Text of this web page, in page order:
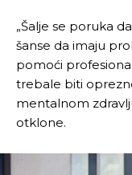
„Šalje se poruka
šanse da imaju
pomoći
trebale biti
mentalnom
otklone.